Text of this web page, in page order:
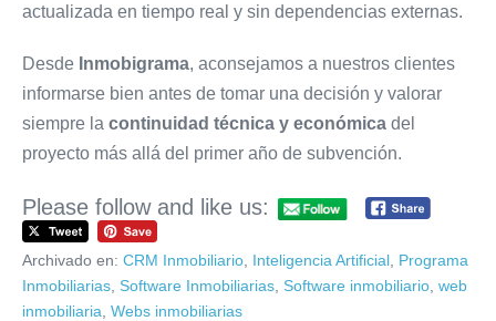
actualizada en tiempo real y sin dependencias externas.
Desde Inmobigrama, aconsejamos a nuestros clientes
informarse bien antes de tomar una decisión y valorar
siempre la continuidad técnica y económica del
proyecto más allá del primer año de subvención.
Please follow and like us:
Archivado en: CRM Inmobiliario Inteligencia Artificial Programa
Inmobiliarias Software Inmobiliarias Software inmobiliario web
inmobiliaria Webs inmobiliarias